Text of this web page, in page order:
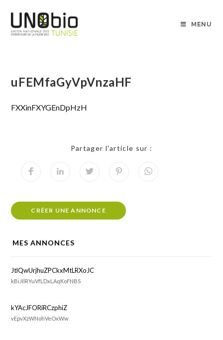
MENU
uFEMfaGyVpVnzaHF
FXXinFXYGEnDpHzH
Partager l'article sur :
CRÉER UNE ANNONCE
MES ANNONCES
JtlQwUrjhuZPCkxMtLRXoJC
kBiJIlRYuVfLDxLAqKoFNBS
kYAcJFORiRCzphiZ
vEpvXzWNohVeOxWw